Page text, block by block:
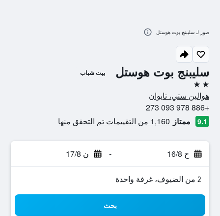
سليبنج بوت هوستل بيت شباب
2 نجمتين
هوالين ستي، تايوان
+886 978 093 273
9.1 ممتاز 1,160 من التقييمات تم التحقق منها
ح 16/8 - ن 17/8
2 من الضيوف، غرفة واحدة
بحث
صور لـ سليبنج بوت هوستل